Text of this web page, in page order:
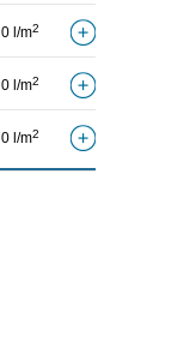
0 l/m2
0 l/m2
0 l/m2